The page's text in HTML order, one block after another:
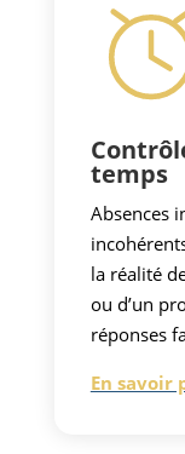
temps
Absences
la réalité
ou d’un
réponses
En savoir